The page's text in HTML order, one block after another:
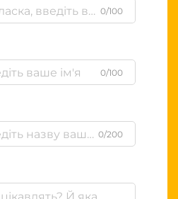
0/100
0/100
0/200